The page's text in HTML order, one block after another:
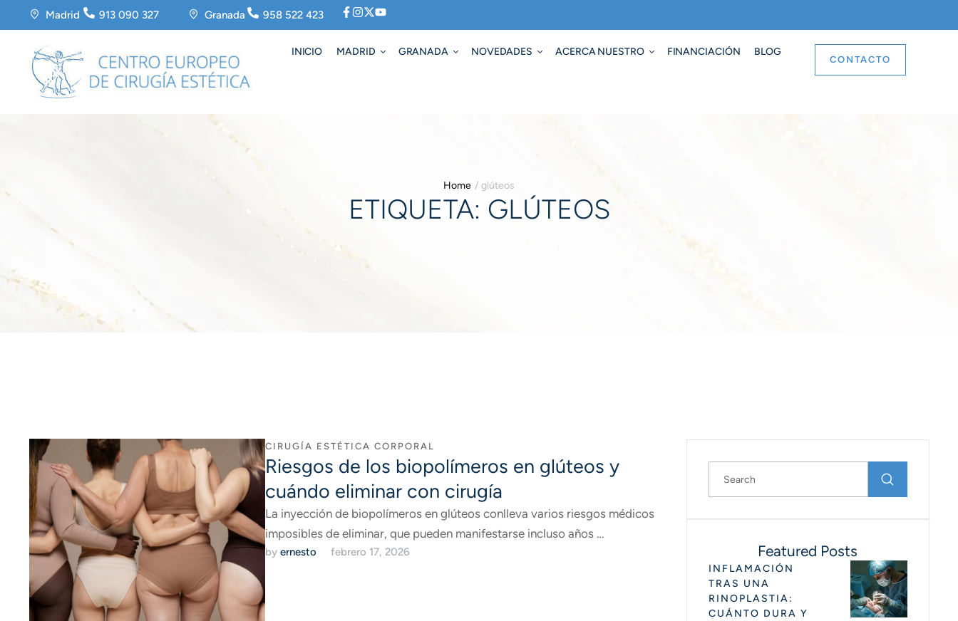
Madrid 913 090 327 Granada 958 522 423
INICIO MADRID GRANADA NOVEDADES ACERCA NUESTRO FINANCIACIÓN BLOG
CONTACTO
Home / glúteos
ETIQUETA: GLÚTEOS
CIRUGÍA ESTÉTICA CORPORAL
Riesgos de los biopolímeros en glúteos y
cuándo eliminar con cirugía
La inyección de biopolímeros en glúteos conlleva varios riesgos médicos
imposibles de eliminar, que pueden manifestarse incluso años …
by ernesto febrero 17, 2026 Featured Posts
INFLAMACIÓN
TRAS UNA
RINOPLASTIA:
CUÁNTO DURA Y